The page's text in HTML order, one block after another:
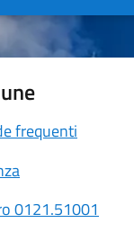
frequenti
0121.51001